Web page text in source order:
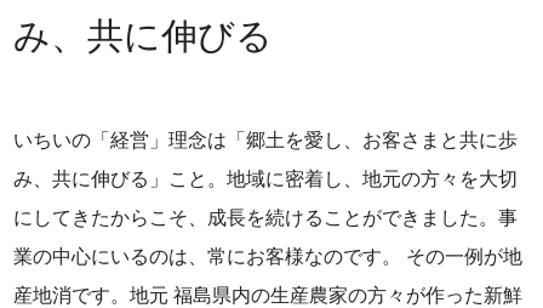
み、共に伸びる
いちいの「経営」理念は「郷土を愛し、お客さまと共に歩
み、共に伸びる」こと。地域に密着し、地元の方々を大切
にしてきたからこそ、成長を続けることができました。事
業の中心にいるのは、常にお客様なのです。 その一例が地
産地消です。地元 福島県内の生産農家の方々が作った新鮮